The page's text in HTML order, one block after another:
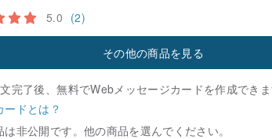
5.0 (2)
その他の商品を見る
完了後、無料でWebメッセージカードを作成できま
ードとは？
は非公開です。他の商品を選んでください。